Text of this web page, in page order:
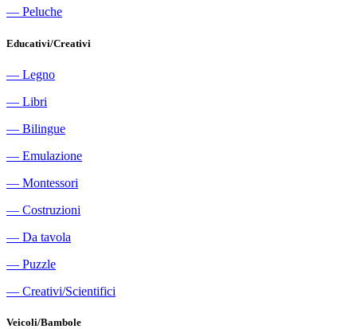
― Peluche
Educativi/Creativi
― Legno
― Libri
― Bilingue
― Emulazione
― Montessori
― Costruzioni
― Da tavola
― Puzzle
― Creativi/Scientifici
Veicoli/Bambole